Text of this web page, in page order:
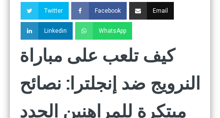
Twitter Facebook Email
Linkedin WhatsApp
كيف تلعب على مباراة
النرويج ضد إنجلترا: نصائح
مبتكرة للمراهنين الجدد